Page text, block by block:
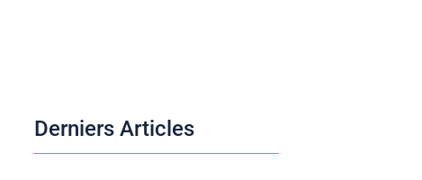
Derniers Articles